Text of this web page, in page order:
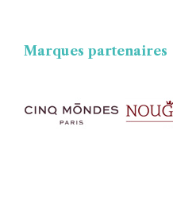
Marques partenaires